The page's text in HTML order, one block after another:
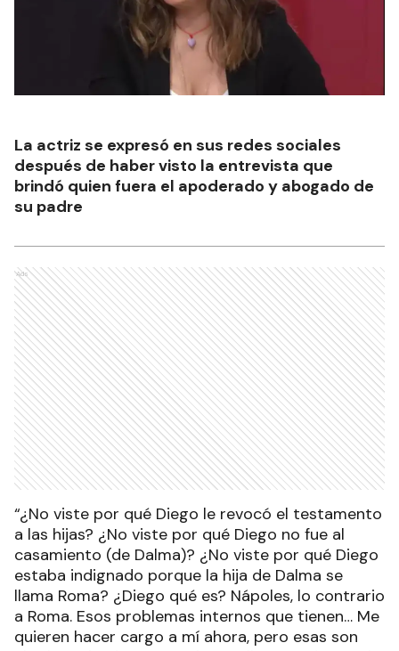
La actriz se expresó en sus redes sociales
después de haber visto la entrevista que
brindó quien fuera el apoderado y abogado de
su padre
Ads
“¿No viste por qué Diego le revocó el testamento
a las hijas? ¿No viste por qué Diego no fue al
casamiento (de Dalma)? ¿No viste por qué Diego
estaba indignado porque la hija de Dalma se
llama Roma? ¿Diego qué es? Nápoles, lo contrario
a Roma. Esos problemas internos que tienen… Me
quieren hacer cargo a mí ahora, pero esas son